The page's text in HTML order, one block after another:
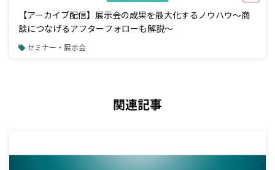
【アーカイブ配信】展示会の成果を最大化するノウハウ～商
談につなげるアフターフォローも解説～
セミナー・展示会
関連記事